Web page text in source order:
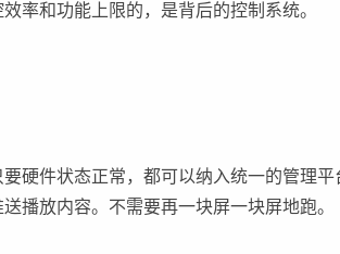
率和功能上限的，是背后的控制系统。
硬件状态正常，都可以纳入统一的管理
播放内容。不需要再一块屏一块屏地跑。